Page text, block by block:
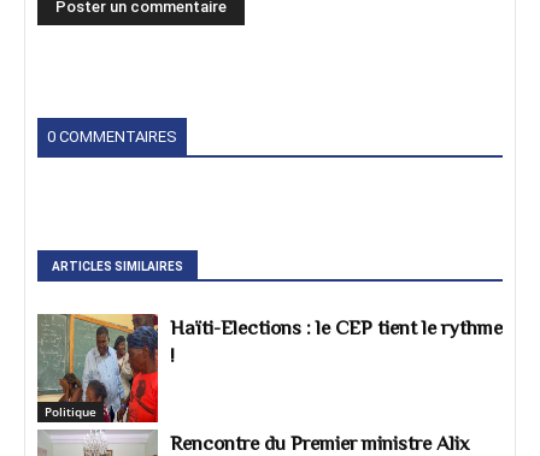
0 COMMENTAIRES
ARTICLES SIMILAIRES
Politique
Haïti-Elections : le CEP tient le rythme
!
Rencontre du Premier ministre Alix